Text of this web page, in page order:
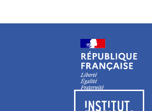
Visiter le site de l’Institut français